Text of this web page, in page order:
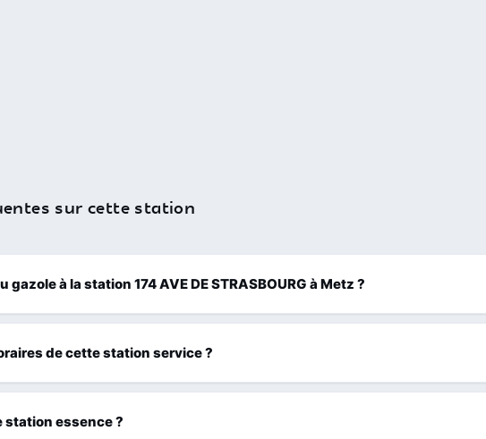
sur cette station
gazole à la station 174 AVE DE STRASBOURG à Metz ?
de cette station service ?
station essence ?